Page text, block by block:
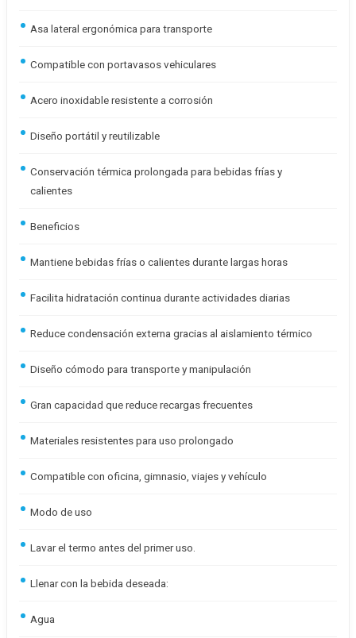
Asa lateral ergonómica para transporte
Compatible con portavasos vehiculares
Acero inoxidable resistente a corrosión
Diseño portátil y reutilizable
Conservación térmica prolongada para bebidas frías y
calientes
Beneficios
Mantiene bebidas frías o calientes durante largas horas
Facilita hidratación continua durante actividades diarias
Reduce condensación externa gracias al aislamiento térmico
Diseño cómodo para transporte y manipulación
Gran capacidad que reduce recargas frecuentes
Materiales resistentes para uso prolongado
Compatible con oficina, gimnasio, viajes y vehículo
Modo de uso
Lavar el termo antes del primer uso.
Llenar con la bebida deseada:
Agua